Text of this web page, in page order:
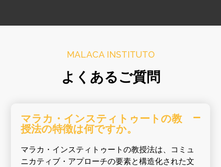
MALACA INSTITUTO
よくあるご質問
マラカ・インスティトゥートの教
授法の特徴は何ですか。
マラカ・インスティトゥートの教授法は、コミュ
ニカティブ・アプローチの要素と構造化された文